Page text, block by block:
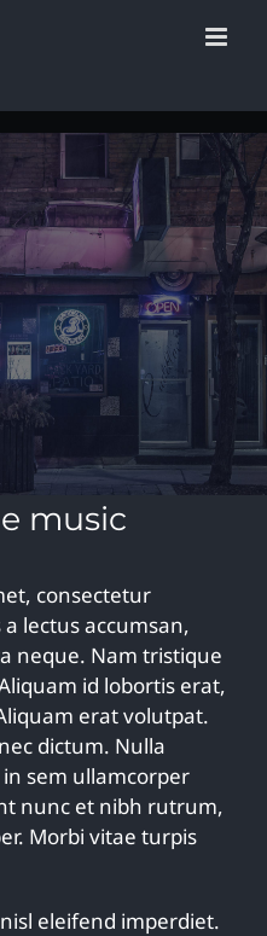
music
consectetur
lectus accumsan,
neque. Nam tristique
id lobortis erat,
erat volutpat.
dictum. Nulla
sem ullamcorper
nunc et nibh rutrum,
Morbi vitae turpis
eleifend imperdiet.